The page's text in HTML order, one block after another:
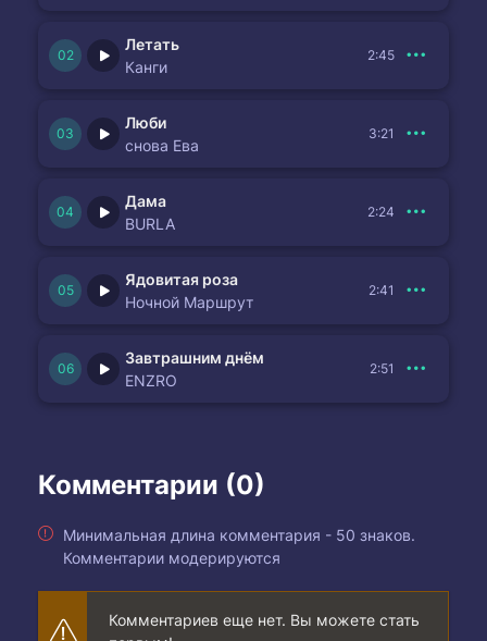
Летать
Канги
2:45
Люби
снова Ева
3:21
Дама
BURLA
2:24
Ядовитая роза
Ночной Маршрут
2:41
Завтрашним днём
ENZRO
2:51
Комментарии (0)
Минимальная длина комментария - 50 знаков.
Комментарии модерируются
Комментариев еще нет. Вы можете стать